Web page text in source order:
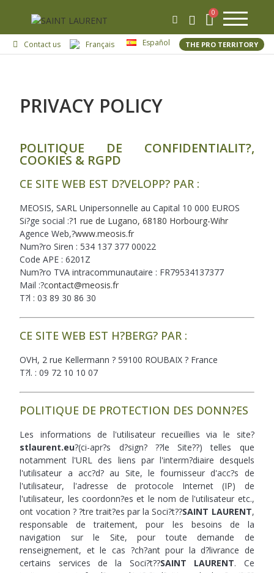
Contact us Français Español THE PRO TERRITORY
PRIVACY POLICY
POLITIQUE DE CONFIDENTIALIT?,
COOKIES & RGPD
CE SITE WEB EST D?VELOPP? PAR :
MEOSIS, SARL Unipersonnelle au Capital 10 000 EUROS
Si?ge social :?1 rue de Lugano, 68180 Horbourg-Wihr
Agence Web,?www.meosis.fr
Num?ro Siren : 534 137 377 00022
Code APE : 6201Z
Num?ro TVA intracommunautaire : FR79534137377
Mail :?contact@meosis.fr
T?l : 03 89 30 86 30
CE SITE WEB EST H?BERG? PAR :
OVH, 2 rue Kellermann ? 59100 ROUBAIX ? France
T?l. : 09 72 10 10 07
POLITIQUE DE PROTECTION DES DONN?ES
Les informations de l'utilisateur recueillies via le site?
stlaurent.eu?(ci-apr?s d?sign? ??le Site??) telles que
notamment l'URL des liens par l'interm?diaire desquels
l'utilisateur a acc?d? au Site, le fournisseur d'acc?s de
l'utilisateur, l'adresse de protocole Internet (IP) de
l'utilisateur, les coordonn?es et le nom de l'utilisateur etc.,
ont vocation ? ?tre trait?es par la Soci?t??SAINT LAURENT,
responsable de traitement, pour les besoins de la
navigation sur le Site, pour toute demande de
renseignement, et le cas ?ch?ant pour la d?livrance de
certains services de la Soci?t??SAINT LAURENT. Ce